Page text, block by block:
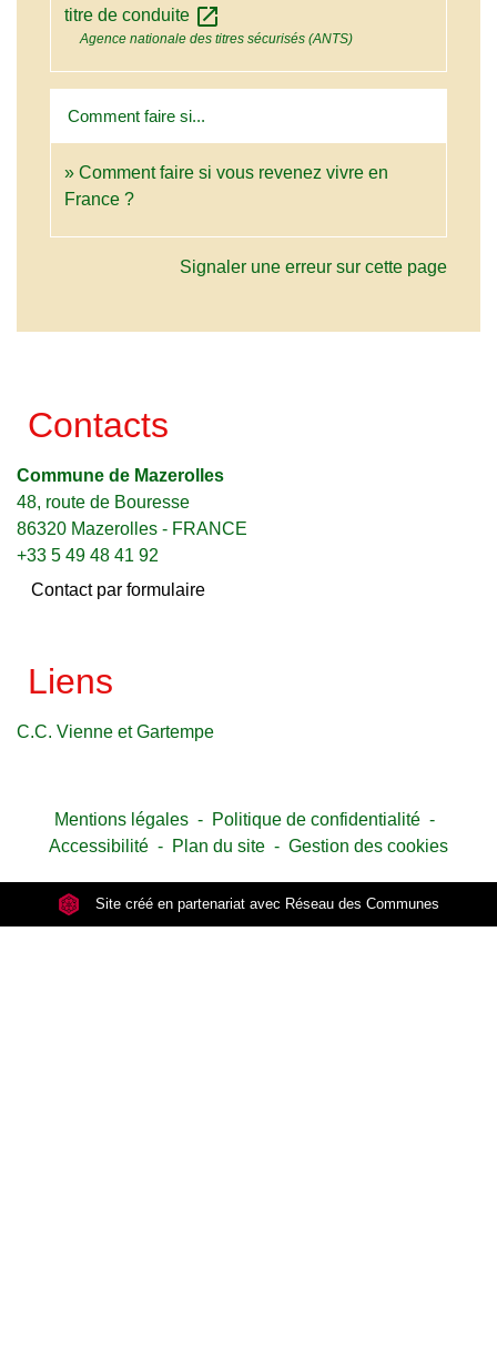
titre de conduite open_in_new
Agence nationale des titres sécurisés (ANTS)
Comment faire si...
Comment faire si vous revenez vivre en
France ?
Signaler une erreur sur cette page
Contacts
Commune de Mazerolles
48, route de Bouresse
86320 Mazerolles - FRANCE
+33 5 49 48 41 92
Contact par formulaire
Liens
C.C. Vienne et Gartempe
Mentions légales - Politique de confidentialité -
Accessibilité - Plan du site - Gestion des cookies
Site créé en partenariat avec Réseau des Communes